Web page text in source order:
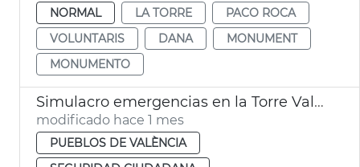
NORMAL
LA TORRE
PACO ROCA
VOLUNTARIS
DANA
MONUMENT
MONUMENTO
Simulacro emergencias en la Torre València
modificado hace 1 mes
PUEBLOS DE VALÈNCIA